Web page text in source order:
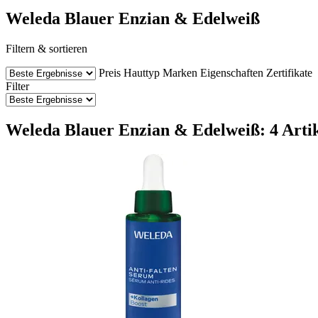
Weleda Blauer Enzian & Edelweiß
Filtern & sortieren
Preis Hauttyp Marken Eigenschaften Zertifikate
Filter
Weleda Blauer Enzian & Edelweiß: 4